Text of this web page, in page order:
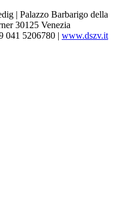
| Palazzo Barbarigo della
30125 Venezia
041 5206780 | www.dszv.it